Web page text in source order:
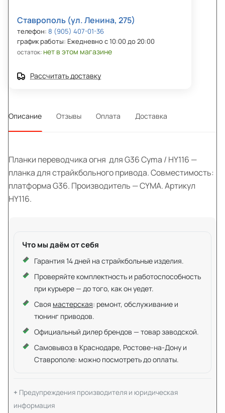
Ставрополь (ул. Ленина, 275)
телефон: 8 (905) 407-01-36
график работы: Ежедневно с 10:00 до 20:00
остаток: нет в этом магазине
Рассчитать доставку
Описание Отзывы Оплата Доставка
Планки переводчика огня для G36 Cyma / HY116 —
планка для страйкбольного привода. Совместимость:
платформа G36. Производитель — CYMA. Артикул
HY116.
Что мы даём от себя
Гарантия 14 дней на страйкбольные изделия.
Проверяйте комплектность и работоспособность
при курьере — до того, как он уедет.
Своя мастерская: ремонт, обслуживание и
тюнинг приводов.
Официальный дилер брендов — товар заводской.
Самовывоз в Краснодаре, Ростове-на-Дону и
Ставрополе: можно посмотреть до оплаты.
Предупреждения производителя и юридическая
информация